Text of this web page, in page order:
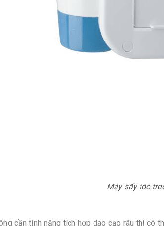
Máy sấy tóc
cần tính năng tích hợp dao cạo râu thì có